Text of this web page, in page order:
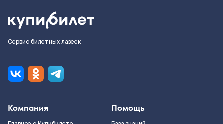
Сервис билетных лазеек
Компания Помощь